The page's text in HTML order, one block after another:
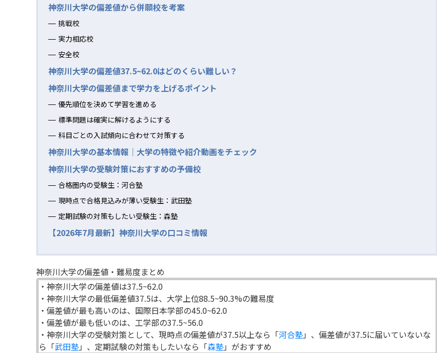
神奈川大学の偏差値から併願校を考案
挑戦校
実力相応校
安全校
神奈川大学の偏差値37.5~62.0はどのくらい難しい？
神奈川大学の偏差値まで学力を上げるポイント
優先順位を決めて学習を進める
標準問題は確実に解けるようにする
科目ごとの入試傾向に合わせて対策する
神奈川大学の基本情報｜大学の特徴や紹介動画をチェック
神奈川大学の受験対策におすすめの予備校
合格圏内の受験生：河合塾
現時点で合格見込みが薄い受験生：武田塾
定期試験の対策もしたい受験生：森塾
【2026年7月最新】神奈川大学の口コミ情報
神奈川大学の偏差値・難易度まとめ
・神奈川大学の偏差値は37.5~62.0
・神奈川大学の最低偏差値37.5は、大学上位88.5~90.3%の難易度
・偏差値が最も高いのは、国際日本学部の45.0~62.0
・偏差値が最も低いのは、工学部の37.5~56.0
・神奈川大学の受験対策として、現時点の偏差値が37.5以上なら「河合塾」、偏差値が37.5に届いていないな
ら「武田塾」、定期試験の対策もしたいなら「森塾」がおすすめ